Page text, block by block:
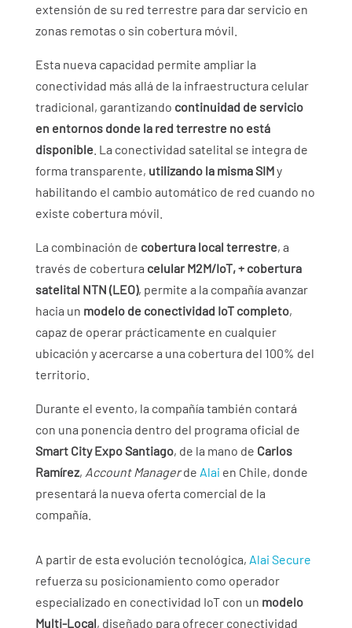
extensión de su red terrestre para dar servicio en
zonas remotas o sin cobertura móvil.
Esta nueva capacidad permite ampliar la
conectividad más allá de la infraestructura celular
tradicional, garantizando continuidad de servicio
en entornos donde la red terrestre no está
disponible. La conectividad satelital se integra de
forma transparente, utilizando la misma SIMy
habilitando el cambio automático de red cuando no
existe cobertura móvil.
La combinación de cobertura local terrestre, a
través de cobertura celular M2M/IoT, + cobertura
satelital NTN (LEO), permite a la compañía avanzar
hacia un modelo de conectividad IoT completo,
capaz de operar prácticamente en cualquier
ubicación y acercarse a una cobertura del 100% del
territorio.
Durante el evento, la compañía también contará
con una ponencia dentro del programa oficial de
Smart City Expo Santiago, de la mano de Carlos
Ramírez, Account Managerde Alai en Chile, donde
presentará la nueva oferta comercial de la
compañía.
A partir de esta evolución tecnológica, Alai Secure
refuerza su posicionamiento como operador
especializado en conectividad IoT con un modelo
Multi-Local, diseñado para ofrecer conectividad